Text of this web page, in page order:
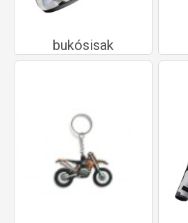
bukósisak